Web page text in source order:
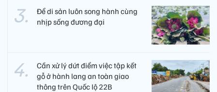
Để di sản luôn song hành cùng
nhịp sống đương đại
Cần xử lý dứt điểm việc tập kết
gỗ ở hành lang an toàn giao
thông trên Quốc lộ 22B